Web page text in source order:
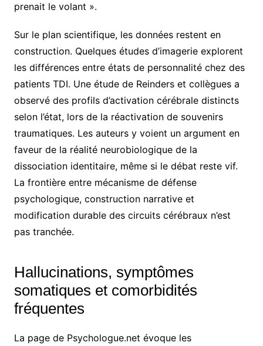
prenait le volant ».
Sur le plan scientifique, les données restent en
construction. Quelques études d’imagerie explorent
les différences entre états de personnalité chez des
patients TDI. Une étude de Reinders et collègues a
observé des profils d’activation cérébrale distincts
selon l’état, lors de la réactivation de souvenirs
traumatiques. Les auteurs y voient un argument en
faveur de la réalité neurobiologique de la
dissociation identitaire, même si le débat reste vif.
La frontière entre mécanisme de défense
psychologique, construction narrative et
modification durable des circuits cérébraux n’est
pas tranchée.
Hallucinations, symptômes
somatiques et comorbidités
fréquentes
La page de Psychologue.net évoque les